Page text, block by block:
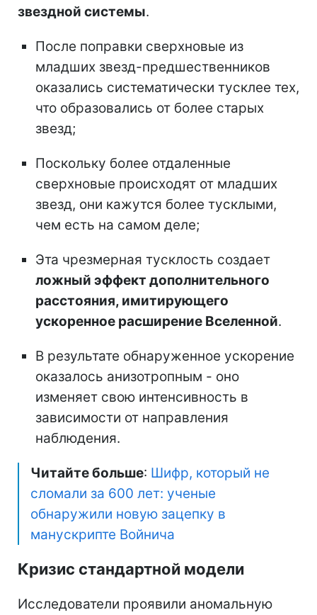
звездной системы.
После поправки сверхновые из
младших звезд-предшественников
оказались систематически тусклее тех,
что образовались от более старых
звезд;
Поскольку более отдаленные
сверхновые происходят от младших
звезд, они кажутся более тусклыми,
чем есть на самом деле;
Эта чрезмерная тусклость создает
ложный эффект дополнительного
расстояния, имитирующего
ускоренное расширение Вселенной.
В результате обнаруженное ускорение
оказалось анизотропным - оно
изменяет свою интенсивность в
зависимости от направления
наблюдения.
Читайте больше: Шифр, который не
сломали за 600 лет: ученые
обнаружили новую зацепку в
манускрипте Войнича
Кризис стандартной модели
Исследователи проявили аномальную